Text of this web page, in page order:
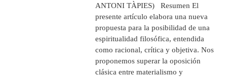
ANTONI TÀPIES) Resumen El
presente artículo elabora una nueva
propuesta para la posibilidad de una
espiritualidad filosófica, entendida
como racional, crítica y objetiva. Nos
proponemos superar la oposición
clásica entre materialismo y